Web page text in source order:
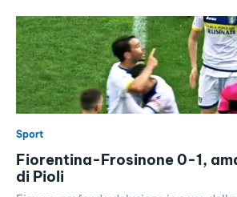
Sport
Fiorentina-Frosinone 0-1,
di Pioli